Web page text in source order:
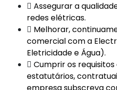
Assegurar a
redes elétricas.
Melhorar,
comercial com a
Eletricidade e Água).
Cumprir os requisitos
estatutários,